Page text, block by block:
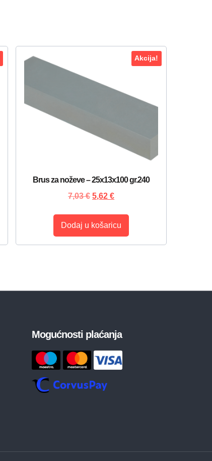
Akcija!
Brus za noževe – 25x13x100 gr.240
7,03€ 5,62€
Dodaj u košaricu
Mogućnosti plaćanja